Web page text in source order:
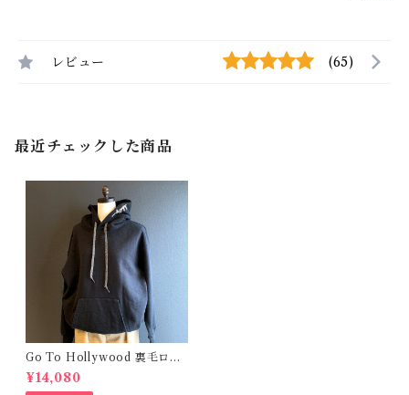
レビュー (65)
最近チェックした商品
Go To Hollywood 裏毛ロゴ
¥14,080